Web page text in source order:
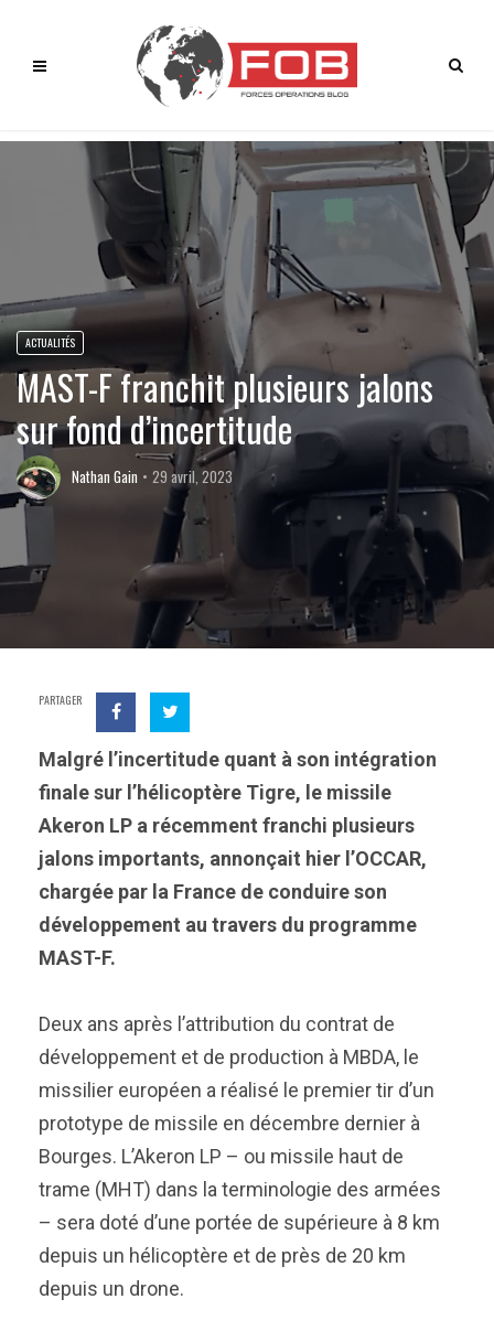
ACTUALITÉS
MAST-F franchit plusieurs jalons
sur fond d’incertitude
Nathan Gain 29 avril, 2023
PARTAGER
Malgré l’incertitude quant à son intégration
finale sur l’hélicoptère Tigre, le missile
Akeron LP a récemment franchi plusieurs
jalons importants, annonçait hier l’OCCAR,
chargée par la France de conduire son
développement au travers du programme
MAST-F.
Deux ans après l’attribution du contrat de
développement et de production à MBDA, le
missilier européen a réalisé le premier tir d’un
prototype de missile en décembre dernier à
Bourges. L’Akeron LP – ou missile haut de
trame (MHT) dans la terminologie des armées
– sera doté d’une portée de supérieure à 8 km
depuis un hélicoptère et de près de 20 km
depuis un drone.